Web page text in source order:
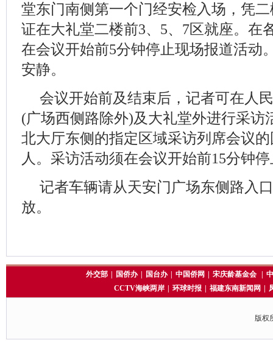
堂东门南侧第一个门经安检入场，凭
证在大礼堂二楼前3、5、7区就座。在
在会议开始前5分钟停止现场报道活动
安静。
会议开始前及结束后，记者可在人
(广场西侧路除外)及大礼堂外进行采访
北大厅东侧的指定区域采访列席会议
人。采访活动须在会议开始前15分钟
记者车辆请从天安门广场东侧路入
放。
外交部 国侨办 国台办 中国侨网 宋庆龄基金会
CCTV海峡两岸
环球时报 福建东南新闻网
版权